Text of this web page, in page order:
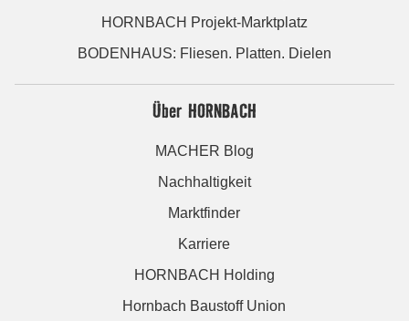
HORNBACH Projekt-Marktplatz
BODENHAUS: Fliesen. Platten. Dielen
Über HORNBACH
MACHER Blog
Nachhaltigkeit
Marktfinder
Karriere
HORNBACH Holding
Hornbach Baustoff Union